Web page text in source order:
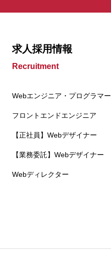
求人採用情報
Recruitment
Webエンジニア・プログラマー
フロントエンドエンジニア
【正社員】Webデザイナー
【業務委託】Webデザイナー
Webディレクター